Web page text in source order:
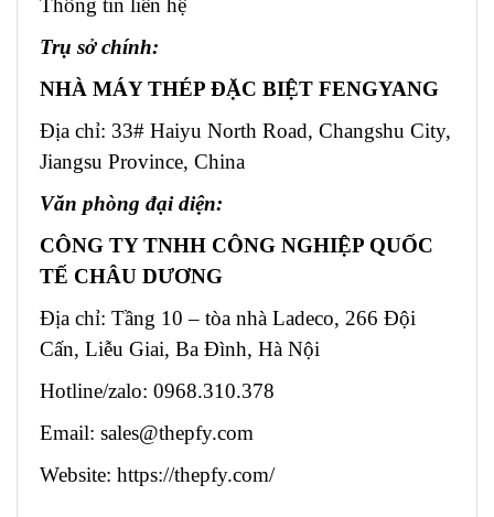
Thông tin liên hệ
Trụ sở chính:
NHÀ MÁY THÉP ĐẶC BIỆT FENGYANG
Địa chỉ: 33# Haiyu North Road, Changshu City,
Jiangsu Province, China
Văn phòng đại diện:
CÔNG TY TNHH CÔNG NGHIỆP QUỐC
TẾ CHÂU DƯƠNG
Địa chỉ: Tầng 10 – tòa nhà Ladeco, 266 Đội
Cấn, Liễu Giai, Ba Đình, Hà Nội
Hotline/zalo: 0968.310.378
Email: sales@thepfy.com
Website: https://thepfy.com/